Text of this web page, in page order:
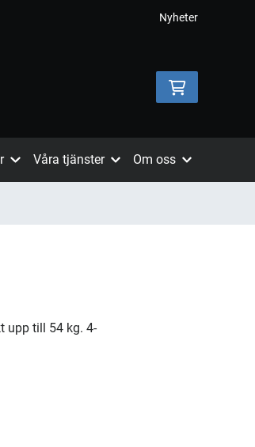
Nyheter
Våra tjänster Om oss
upp till 54 kg. 4-